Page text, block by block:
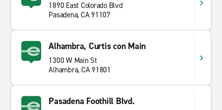
1890 East Colorado Blvd
Pasadena, CA 91107
Alhambra, Curtis con Main
1300 W Main St
Alhambra, CA 91801
Pasadena Foothill Blvd.